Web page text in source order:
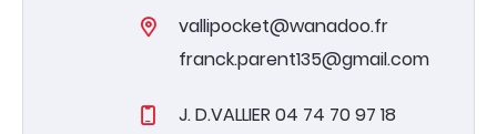
vallipocket@wanadoo.fr
franck.parent135@gmail.com
J. D.VALLIER 04 74 70 97 18